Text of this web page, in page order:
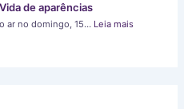
de aparências
ar no domingo, 15… Leia mais